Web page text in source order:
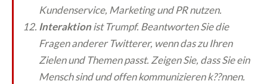
Kundenservice, Marketing und PR nutzen.
Interaktionist Trumpf. Beantworten Sie die
Fragen anderer Twitterer, wenn das zu Ihren
Zielen und Themen passt. Zeigen Sie, dass Sie ein
Mensch sind und offen kommunizieren k??nnen.